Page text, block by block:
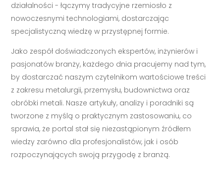
działalności - łączymy tradycyjne rzemiosło z
nowoczesnymi technologiami, dostarczając
specjalistyczną wiedzę w przystępnej formie.
Jako zespół doświadczonych ekspertów, inżynierów i
pasjonatów branży, każdego dnia pracujemy nad tym,
by dostarczać naszym czytelnikom wartościowe treści
z zakresu metalurgii, przemysłu, budownictwa oraz
obróbki metali. Nasze artykuły, analizy i poradniki są
tworzone z myślą o praktycznym zastosowaniu, co
sprawia, że portal stał się niezastąpionym źródłem
wiedzy zarówno dla profesjonalistów, jak i osób
rozpoczynających swoją przygodę z branżą.